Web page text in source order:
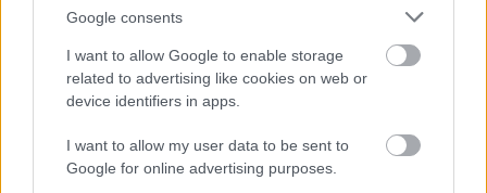
Google consents
I want to allow Google to enable storage
related to advertising like cookies on web or
device identifiers in apps.
I want to allow my user data to be sent to
Google for online advertising purposes.